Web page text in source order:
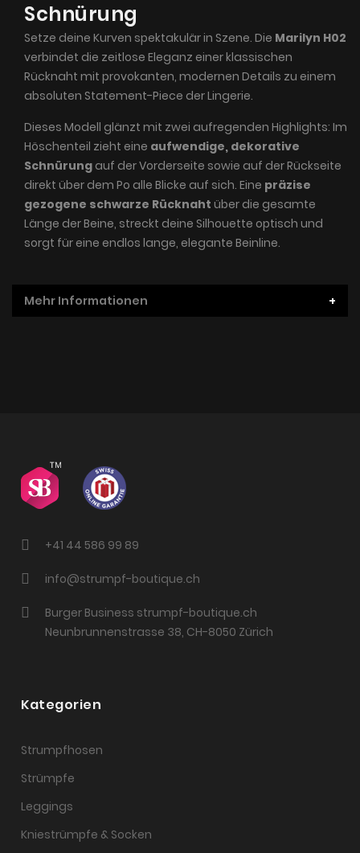
Schnürung
Setze deine Kurven spektakulär in Szene. Die Marilyn H02
verbindet die zeitlose Eleganz einer klassischen
Rücknaht mit provokanten, modernen Details zu einem
absoluten Statement-Piece der Lingerie.
Dieses Modell glänzt mit zwei aufregenden Highlights: Im
Höschenteil zieht eine aufwendige, dekorative
Schnürung auf der Vorderseite sowie auf der Rückseite
direkt über dem Po alle Blicke auf sich. Eine präzise
gezogene schwarze Rücknaht über die gesamte
Länge der Beine, streckt deine Silhouette optisch und
sorgt für eine endlos lange, elegante Beinline.
Mehr Informationen
+41 44 586 99 89
info@strumpf-boutique.ch
Burger Business strumpf-boutique.ch
Neunbrunnenstrasse 38, CH-8050 Zürich
Kategorien
Strumpfhosen
Strümpfe
Leggings
Kniestrümpfe & Socken